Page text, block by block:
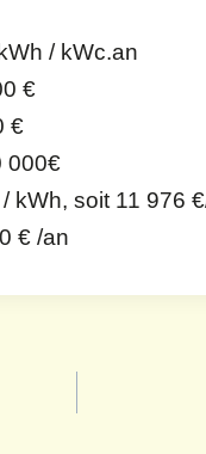
/ kWc.an
€
€
000€
kWh, soit 11 976
€ /an